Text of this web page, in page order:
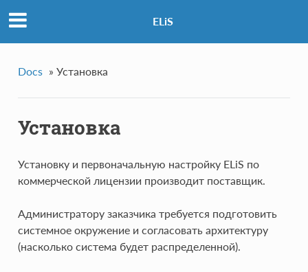
ELiS
Docs » Установка
Установка
Установку и первоначальную настройку ELiS по
коммерческой лицензии производит поставщик.
Администратору заказчика требуется подготовить
системное окружение и согласовать архитектуру
(насколько система будет распределенной).